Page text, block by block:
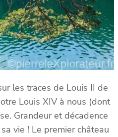
les traces de Louis II de
Louis XIV à nous (dont
Grandeur et décadence
vie ! Le premier château